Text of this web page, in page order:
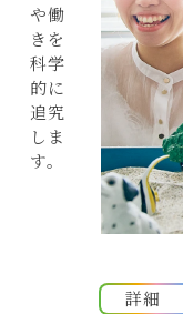
や働
きを
科学
的に
追究
しま
す。
詳細